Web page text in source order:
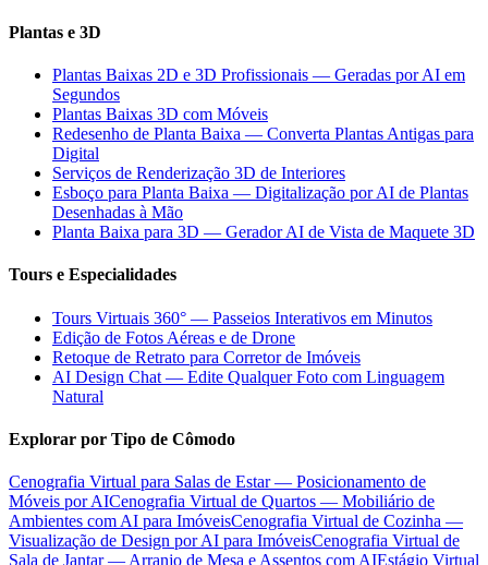
Plantas e 3D
Plantas Baixas 2D e 3D Profissionais — Geradas por AI em
Segundos
Plantas Baixas 3D com Móveis
Redesenho de Planta Baixa — Converta Plantas Antigas para
Digital
Serviços de Renderização 3D de Interiores
Esboço para Planta Baixa — Digitalização por AI de Plantas
Desenhadas à Mão
Planta Baixa para 3D — Gerador AI de Vista de Maquete 3D
Tours e Especialidades
Tours Virtuais 360° — Passeios Interativos em Minutos
Edição de Fotos Aéreas e de Drone
Retoque de Retrato para Corretor de Imóveis
AI Design Chat — Edite Qualquer Foto com Linguagem
Natural
Explorar por Tipo de Cômodo
Cenografia Virtual para Salas de Estar — Posicionamento de
Móveis por AICenografia Virtual de Quartos — Mobiliário de
Ambientes com AI para ImóveisCenografia Virtual de Cozinha —
Visualização de Design por AI para ImóveisCenografia Virtual de
Sala de Jantar — Arranjo de Mesa e Assentos com AIEstágio Virtual